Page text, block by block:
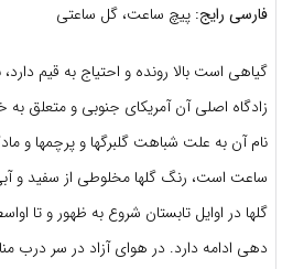
فارسی رایج: پیچ ساعت، گل ساعتی
زادگاه اصلی آن آمریکای جنوبی و متعلق به
نام آن به علت شباهت گلبرگها و پرچمها و
ساعت است، رنگ گلها مخلوطی از سفید و
گلها در اوایل تابستان شروع به ظهور و تا
دهی ادامه دارد. در هوای آزاد در سر درب